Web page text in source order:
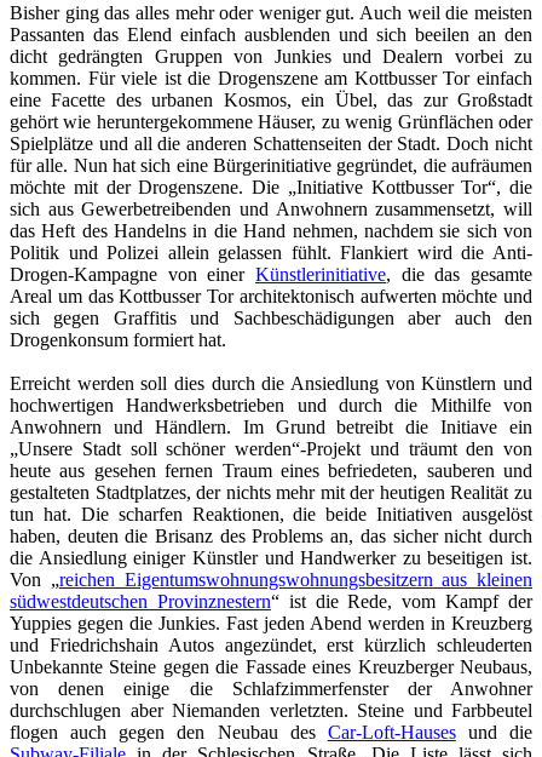
Bisher ging das alles mehr oder weniger gut. Auch weil die meisten
Passanten das Elend einfach ausblenden und sich beeilen an den
dicht gedrängten Gruppen von Junkies und Dealern vorbei zu
kommen. Für viele ist die Drogenszene am Kottbusser Tor einfach
eine Facette des urbanen Kosmos, ein Übel, das zur Großstadt
gehört wie heruntergekommene Häuser, zu wenig Grünflächen oder
Spielplätze und all die anderen Schattenseiten der Stadt. Doch nicht
für alle. Nun hat sich eine Bürgerinitiative gegründet, die aufräumen
möchte mit der Drogenszene. Die „Initiative Kottbusser Tor“, die
sich aus Gewerbetreibenden und Anwohnern zusammensetzt, will
das Heft des Handelns in die Hand nehmen, nachdem sie sich von
Politik und Polizei allein gelassen fühlt. Flankiert wird die Anti-
Drogen-Kampagne von einer Künstlerinitiative, die das gesamte
Areal um das Kottbusser Tor architektonisch aufwerten möchte und
sich gegen Graffitis und Sachbeschädigungen aber auch den
Drogenkonsum formiert hat.
Erreicht werden soll dies durch die Ansiedlung von Künstlern und
hochwertigen Handwerksbetrieben und durch die Mithilfe von
Anwohnern und Händlern. Im Grund betreibt die Initiave ein
„Unsere Stadt soll schöner werden“-Projekt und träumt den von
heute aus gesehen fernen Traum eines befriedeten, sauberen und
gestalteten Stadtplatzes, der nichts mehr mit der heutigen Realität zu
tun hat. Die scharfen Reaktionen, die beide Initiativen ausgelöst
haben, deuten die Brisanz des Problems an, das sicher nicht durch
die Ansiedlung einiger Künstler und Handwerker zu beseitigen ist.
Von „reichen Eigentumswohnungswohnungsbesitzern aus kleinen
südwestdeutschen Provinznestern“ ist die Rede, vom Kampf der
Yuppies gegen die Junkies. Fast jeden Abend werden in Kreuzberg
und Friedrichshain Autos angezündet, erst kürzlich schleuderten
Unbekannte Steine gegen die Fassade eines Kreuzberger Neubaus,
von denen einige die Schlafzimmerfenster der Anwohner
durchschlugen aber Niemanden verletzten. Steine und Farbbeutel
flogen auch gegen den Neubau des Car-Loft-Hausesund die